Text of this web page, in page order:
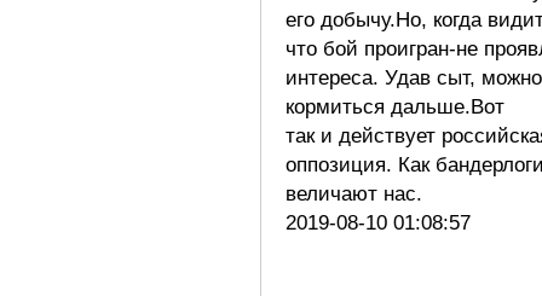
его добычу.Но, когда
что бой проигран-не
интереса. Удав сыт, можно
кормиться дальше.Вот
так и действует
оппозиция. Как
величают нас.
2019-08-10 01:08:57